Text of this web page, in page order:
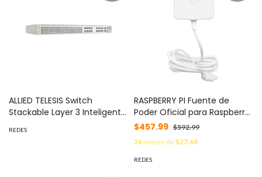
ALLIED TELESIS Switch
Stackable Layer 3 Inteligente
100M/1G/2.5G/5G PoE++ / 2
REDES
RASPBERRY PI Fuente de
Poder Oficial para Raspberry
Pi 4 Model B / 5V / 3A /
Blanco MOD: RP-00214
$457.99 $592.99
24meses de$27.68
REDES